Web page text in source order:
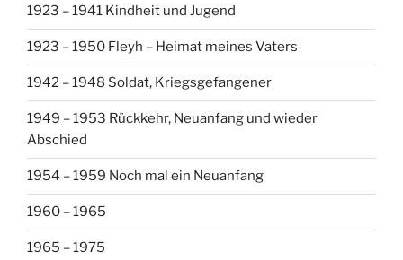
1923 – 1941 Kindheit und Jugend
1923 – 1950 Fleyh – Heimat meines Vaters
1942 – 1948 Soldat, Kriegsgefangener
1949 – 1953 Rückkehr, Neuanfang und wieder
Abschied
1954 – 1959 Noch mal ein Neuanfang
1960 – 1965
1965 – 1975